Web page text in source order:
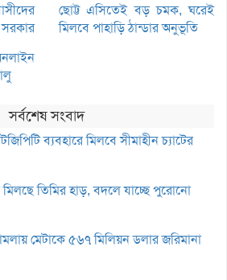
ছোট্ট এসিতেই বড় চমক, ঘরেই
মিলবে পাহাড়ি ঠান্ডার অনুভূতি
সর্বশেষ সংবাদ
ব্যবহারে মিলবে সীমাহীন চ্যাটের
মিলছে তিমির হাড়, বদলে যাচ্ছে পুরোনো
মেটাকে ৫৬৭ মিলিয়ন ডলার জরিমানা